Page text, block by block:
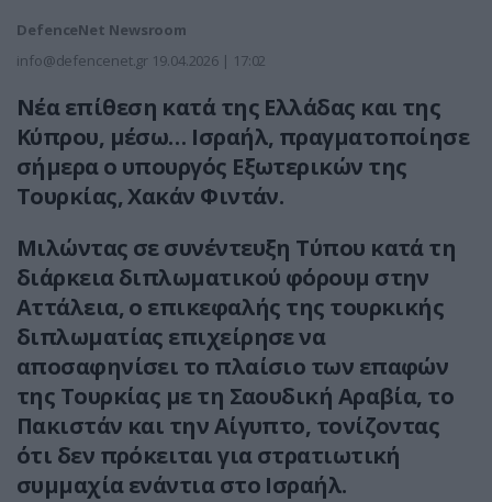
DefenceNet Newsroom
info@defencenet.gr 19.04.2026 | 17:02
Νέα επίθεση κατά της Ελλάδας και της
Κύπρου, μέσω… Ισραήλ, πραγματοποίησε
σήμερα ο υπουργός Εξωτερικών της
Τουρκίας, Χακάν Φιντάν.
Μιλώντας σε συνέντευξη Τύπου κατά τη
διάρκεια διπλωματικού φόρουμ στην
Αττάλεια, ο επικεφαλής της τουρκικής
διπλωματίας επιχείρησε να
αποσαφηνίσει το πλαίσιο των επαφών
της Τουρκίας με τη Σαουδική Αραβία, το
Πακιστάν και την Αίγυπτο, τονίζοντας
ότι δεν πρόκειται για στρατιωτική
συμμαχία ενάντια στο Ισραήλ.